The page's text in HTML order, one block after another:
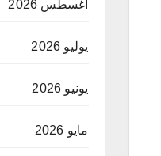
أغسطس 2026
يوليو 2026
يونيو 2026
مايو 2026